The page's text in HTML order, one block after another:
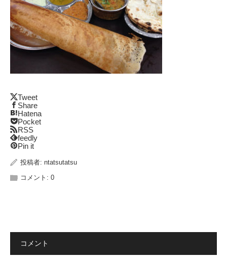
Tweet
Share
Hatena
Pocket
RSS
feedly
Pin it
投稿者: ntatsutatsu
コメント: 0
コメント